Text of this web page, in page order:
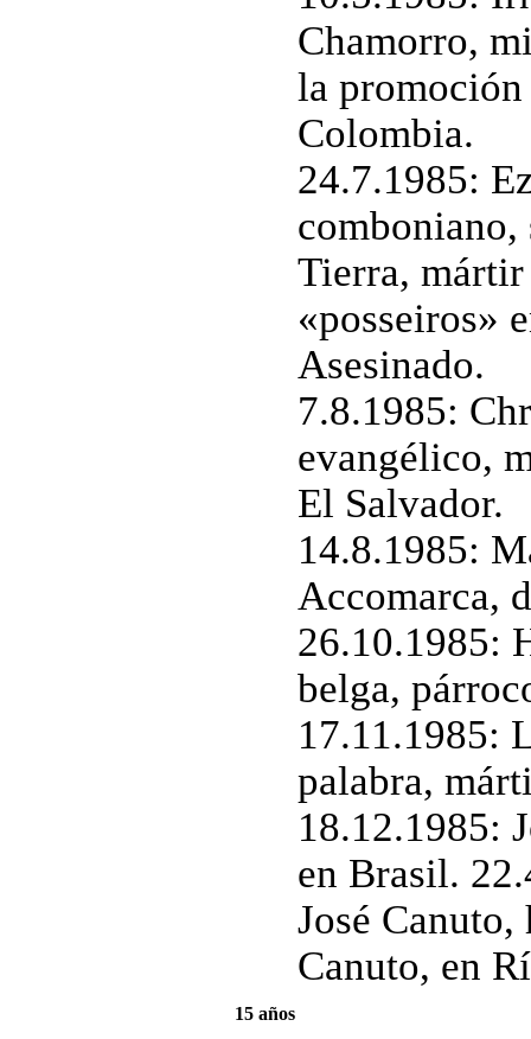
Chamorro,
la promoción
Colombia.
24.7.1985:
comboniano,
Tierra,
«posseiros»
Asesinado.
7.8.1985:
evangélico,
El Salvador.
14.8.1985:
Accomarca,
26.10.1985:
belga,
17.11.1985:
palabra,
18.12.1985:
en Brasil.
José
Canuto, en
15 años